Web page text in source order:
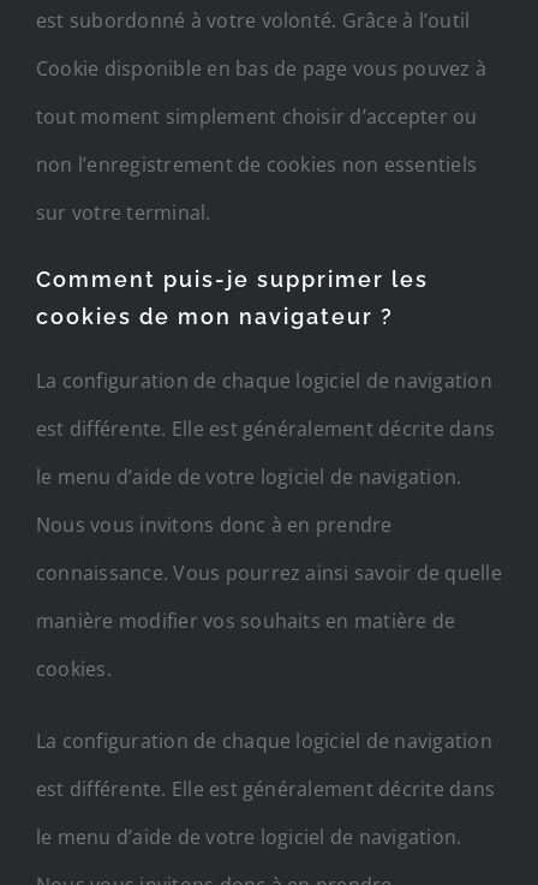
est subordonné à votre volonté. Grâce à l’outil
Cookie disponible en bas de page vous pouvez à
tout moment simplement choisir d’accepter ou
non l’enregistrement de cookies non essentiels
sur votre terminal.
Comment puis-je supprimer les
cookies de mon navigateur ?
La configuration de chaque logiciel de navigation
est différente. Elle est généralement décrite dans
le menu d’aide de votre logiciel de navigation.
Nous vous invitons donc à en prendre
connaissance. Vous pourrez ainsi savoir de quelle
manière modifier vos souhaits en matière de
cookies.
La configuration de chaque logiciel de navigation
est différente. Elle est généralement décrite dans
le menu d’aide de votre logiciel de navigation.